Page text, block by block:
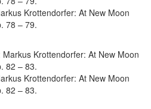
Krottendorfer: At New Moon
78 – 79.
Krottendorfer: At New Moon
82 – 83.